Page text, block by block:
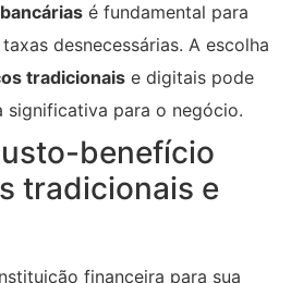
é fundamental para
desnecessárias. A escolha
tradicionais e digitais pode
significativa para o negócio.
benefício
tradicionais e
financeira para sua